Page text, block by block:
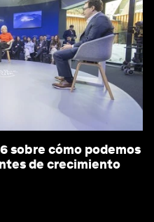
sobre cómo podemos
de crecimiento